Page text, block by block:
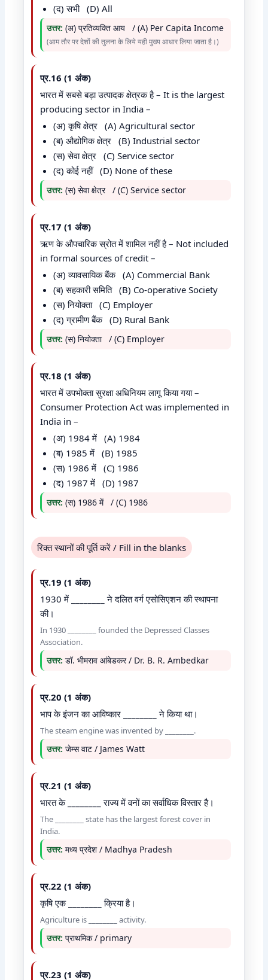
(द) सभी (D) All
उत्तर: (अ) प्रतिव्यक्ति आय / (A) Per Capita Income
(आम तौर पर देशों की तुलना के लिये यही मुख्य आधार लिया जाता है।)
प्र.16 (1 अंक)
भारत में सबसे बड़ा उत्पादक क्षेत्रक है – It is the largest
producing sector in India –
(अ) कृषि क्षेत्र (A) Agricultural sector
(ब) औद्योगिक क्षेत्र (B) Industrial sector
(स) सेवा क्षेत्र (C) Service sector
(द) कोई नहीं (D) None of these
उत्तर: (स) सेवा क्षेत्र / (C) Service sector
प्र.17 (1 अंक)
ऋण के औपचारिक स्रोत में शामिल नहीं है – Not included
in formal sources of credit –
(अ) व्यावसायिक बैंक (A) Commercial Bank
(ब) सहकारी समिति (B) Co-operative Society
(स) नियोक्ता (C) Employer
(द) ग्रामीण बैंक (D) Rural Bank
उत्तर: (स) नियोक्ता / (C) Employer
प्र.18 (1 अंक)
भारत में उपभोक्ता सुरक्षा अधिनियम लागू किया गया –
Consumer Protection Act was implemented in
India in –
(अ) 1984 में (A) 1984
(ब) 1985 में (B) 1985
(स) 1986 में (C) 1986
(द) 1987 में (D) 1987
उत्तर: (स) 1986 में / (C) 1986
रिक्त स्थानों की पूर्ति करें / Fill in the blanks
प्र.19 (1 अंक)
1930 में ________ ने दलित वर्ग एसोसिएशन की स्थापना
की।
In 1930 ________ founded the Depressed Classes
Association.
उत्तर: डॉ. भीमराव आंबेडकर / Dr. B. R. Ambedkar
प्र.20 (1 अंक)
भाप के इंजन का आविष्कार ________ ने किया था।
The steam engine was invented by ________.
उत्तर: जेम्स वाट / James Watt
प्र.21 (1 अंक)
भारत के ________ राज्य में वनों का सर्वाधिक विस्तार है।
The ________ state has the largest forest cover in
India.
उत्तर: मध्य प्रदेश / Madhya Pradesh
प्र.22 (1 अंक)
कृषि एक ________ क्रिया है।
Agriculture is ________ activity.
उत्तर: प्राथमिक / primary
प्र.23 (1 अंक)